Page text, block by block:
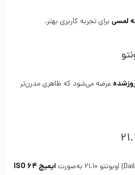
لمسی برای تجربه کاربری بهتر.
عرضه می‌شود که ظاهری مدرن‌تر
ایمیج ISO 64